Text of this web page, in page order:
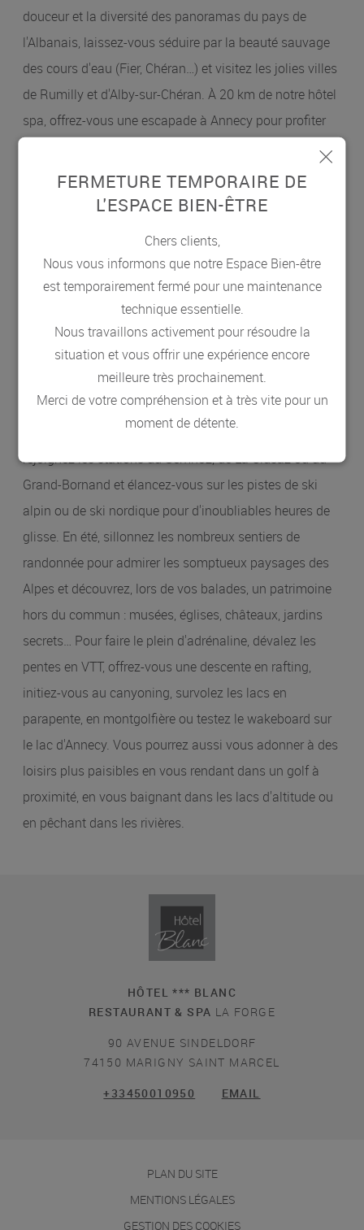
douceur et la diversité des panoramas du pays de
l'Albanais, laissez-vous séduire par la beauté sauvage
des cours d'eau (Fier, Chéran…) et visitez les jolies villes
de Rumilly et d'Alby-sur-Chéran. À 20 km de notre hôtel
spa, offrez-vous une escapade à Annecy pour profiter
du charme de sa vieille ville et de la beauté de son lac.
À 20 km également, rejoignez Aix-les-Bains, sur les
rives du lac du Bourget, pour admirer l'extraordinaire
et d'histoire. Mais prenez aussi le temps d'arpenter les
sentiers du Parc naturel du massif des Bauges et
émerveillez-vous devant les majestueux sommets qui le
dominent : l'Arcalod, le Pécloz, le Trélod…
En toutes saisons, l'environnement exceptionnel de
notre belle région vous invite à profiter de la nature tout
en pratiquant d'innombrables activités. En hiver,
rejoignez les stations du Semnoz, de La Clusaz ou du
Grand-Bornand et élancez-vous sur les pistes de ski
alpin ou de ski nordique pour d'inoubliables heures de
glisse. En été, sillonnez les nombreux sentiers de
randonnée pour admirer les somptueux paysages des
Alpes et découvrez, lors de vos balades, un patrimoine
hors du commun : musées, églises, châteaux, jardins
secrets… Pour faire le plein d'adrénaline, dévalez les
pentes en VTT, offrez-vous une descente en rafting,
initiez-vous au canyoning, survolez les lacs en
parapente, en montgolfière ou testez le wakeboard sur
le lac d'Annecy. Vous pourrez aussi vous adonner à des
loisirs plus paisibles en vous rendant dans un golf à
proximité, en vous baignant dans les lacs d'altitude ou
en pêchant dans les rivières.
HÔTEL *** BLANC
RESTAURANT & SPA LA FORGE
90 AVENUE SINDELDORF
74150 MARIGNY SAINT MARCEL
+33450010950
EMAIL
PLAN DU SITE
MENTIONS LÉGALES
GESTION DES COOKIES
FERMETURE TEMPORAIRE DE
L'ESPACE BIEN-ÊTRE
Chers clients,
Nous vous informons que notre Espace Bien-être
est temporairement fermé pour une maintenance
technique essentielle.
Nous travaillons activement pour résoudre la
situation et vous offrir une expérience encore
meilleure très prochainement.
Merci de votre compréhension et à très vite pour un
moment de détente.